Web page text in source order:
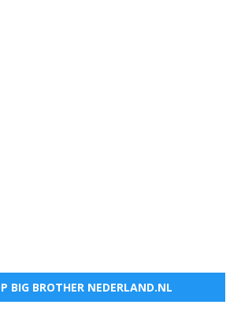
BIG BROTHER NEDERLAND.NL